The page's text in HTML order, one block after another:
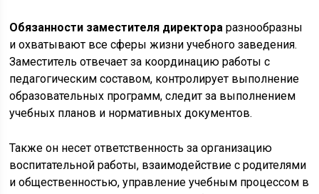
Обязанности заместителя директора разнообразны
и охватывают все сферы жизни учебного заведения.
Заместитель отвечает за координацию работы с
педагогическим составом, контролирует выполнение
образовательных программ, следит за выполнением
учебных планов и нормативных документов.
Также он несет ответственность за организацию
воспитательной работы, взаимодействие с родителями
и общественностью, управление учебным процессом в